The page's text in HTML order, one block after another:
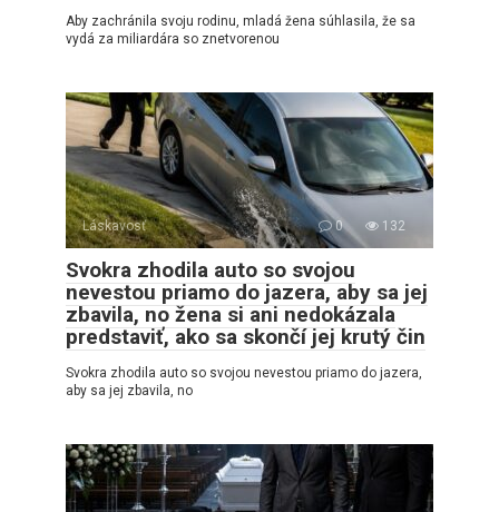
Aby zachránila svoju rodinu, mladá žena súhlasila, že sa
vydá za miliardára so znetvorenou
Láskavosť 0 132
Svokra zhodila auto so svojou
nevestou priamo do jazera, aby sa jej
zbavila, no žena si ani nedokázala
predstaviť, ako sa skončí jej krutý čin
Svokra zhodila auto so svojou nevestou priamo do jazera,
aby sa jej zbavila, no